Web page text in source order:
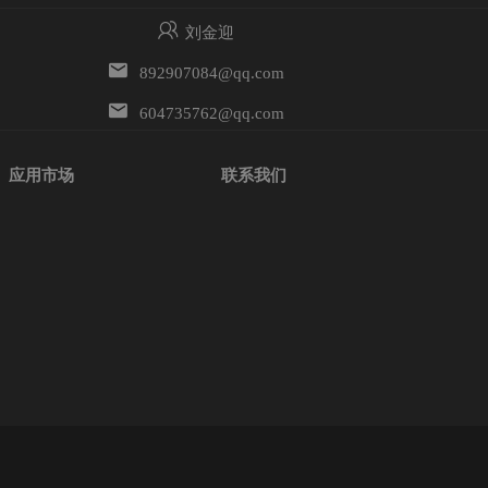
刘金迎
892907084@qq.com
604735762@qq.com
应用市场 联系我们